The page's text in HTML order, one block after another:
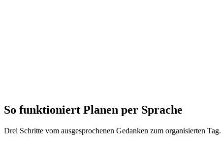
So funktioniert Planen per Sprache
Drei Schritte vom ausgesprochenen Gedanken zum organisierten Tag.